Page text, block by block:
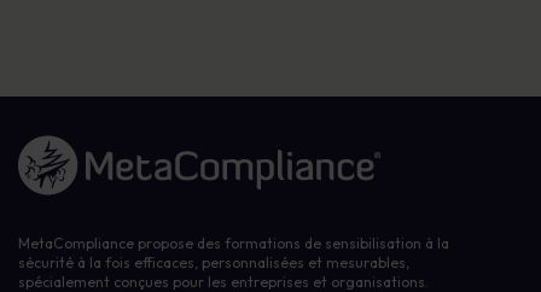
Lien vers la page d'accueil
MetaCompliance propose des formations de sensibilisation à la
sécurité à la fois efficaces, personnalisées et mesurables,
spécialement conçues pour les entreprises et organisations.